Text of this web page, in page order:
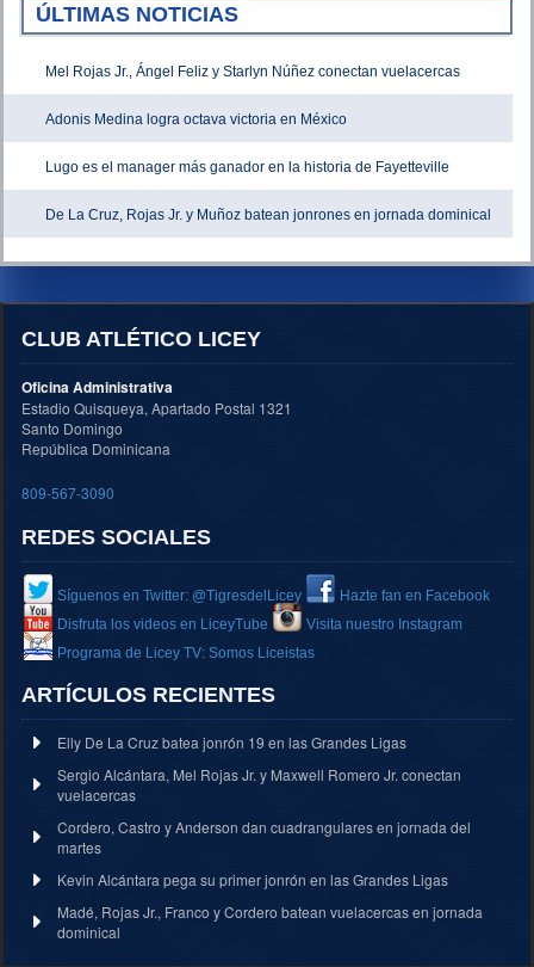
ÚLTIMAS NOTICIAS
Mel Rojas Jr., Ángel Feliz y Starlyn Núñez conectan vuelacercas
Adonis Medina logra octava victoria en México
Lugo es el manager más ganador en la historia de Fayetteville
De La Cruz, Rojas Jr. y Muñoz batean jonrones en jornada dominical
CLUB ATLÉTICO LICEY
Oficina Administrativa
Estadio Quisqueya, Apartado Postal 1321
Santo Domingo
República Dominicana
809-567-3090
REDES SOCIALES
Síguenos en Twitter: @TigresdelLicey
Hazte fan en Facebook
Disfruta los videos en LiceyTube
Visita nuestro Instagram
Programa de Licey TV: Somos Liceistas
ARTÍCULOS RECIENTES
Elly De La Cruz batea jonrón 19 en las Grandes Ligas
Sergio Alcántara, Mel Rojas Jr. y Maxwell Romero Jr. conectan
vuelacercas
Cordero, Castro y Anderson dan cuadrangulares en jornada del
martes
Kevin Alcántara pega su primer jonrón en las Grandes Ligas
Madé, Rojas Jr., Franco y Cordero batean vuelacercas en jornada
dominical